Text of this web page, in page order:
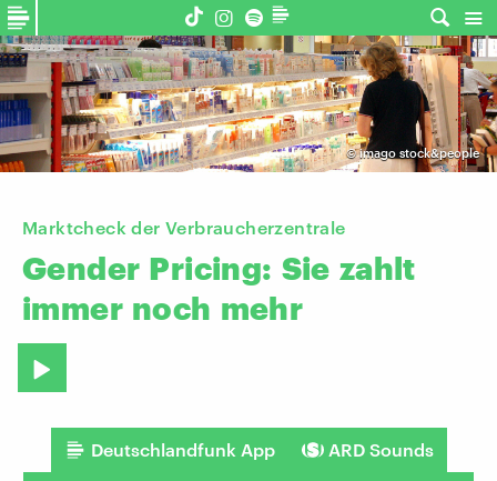
©imago stock&people
Marktcheck der Verbraucherzentrale
Gender Pricing: Sie zahlt
immer noch mehr
Deutschlandfunk App ARD Sounds